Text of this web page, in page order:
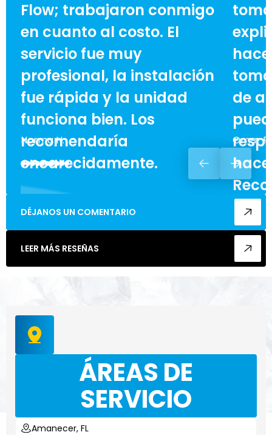
Flow; trabajaron conmigo
en cuanto al costo. El
servicio fue muy
profesional, la instalación
fue rápida y la unidad
funciona bien. Los
recomendaría
encarecidamente.
Norma H.
de
Omar F.
DÉJANOS UN COMENTARIO
LEER MÁS RESEÑAS
ÁREAS DE
SERVICIO
Amanecer, FL